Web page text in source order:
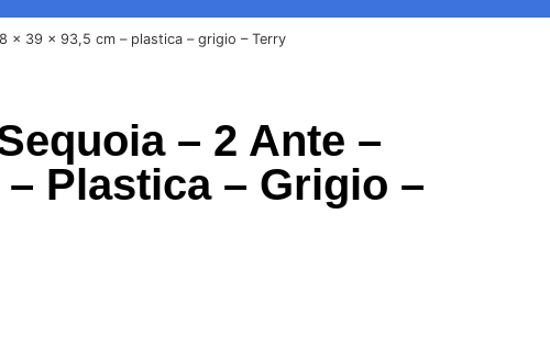
x 39 x 93,5 cm – plastica – grigio – Terry
– 2 Ante –
– Plastica – Grigio –